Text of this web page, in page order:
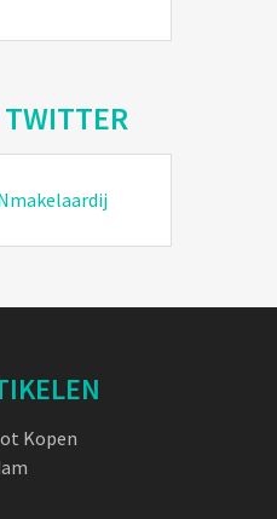
Kopen